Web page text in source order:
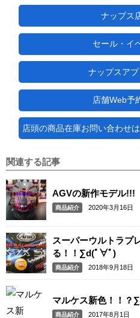
ナップス
セール・イ
ナップスア
店舗Web予
店頭の商品在庫お問い合わせ
関連する記事
AGVの新作モデル!!!
商品紹介 2020年3月16日
スーパーウルトラプ
る！！∑d(ﾟ∀ﾟ)
商品紹介 2018年9月18日
マルケス新色！！？
商品紹介 2017年8月1日